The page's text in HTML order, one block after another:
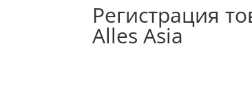
Регистрация
Alles Asia